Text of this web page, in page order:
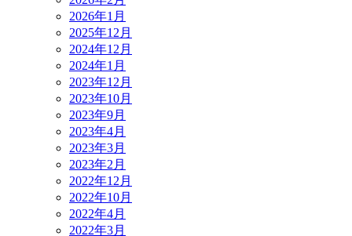
2026年1月
2025年12月
2024年12月
2024年1月
2023年12月
2023年10月
2023年9月
2023年4月
2023年3月
2023年2月
2022年12月
2022年10月
2022年4月
2022年3月